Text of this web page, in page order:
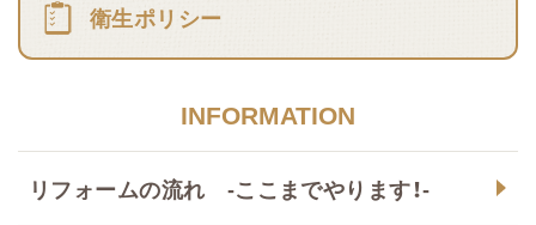
衛生ポリシー
INFORMATION
リフォームの流れ -ここまでやります！-